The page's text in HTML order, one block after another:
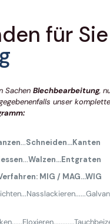
für
Sachen Blechbearbeitung,
unser
...Schneiden...Kanten
...Walzen...Entgraten
MIG / MAG...WIG